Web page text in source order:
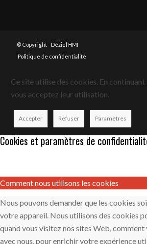
© Copyright - Déziel HMI
Politique de confidentialité
Ce site utilise des cookies. En
vous acceptez leur utilisation.
Accepter Refuser Paramètres
Cookies et paramètres de
Comment nous utilisons les cookies
Nous pouvons demander que les cookies
votre appareil. Nous utilisons des cookies
quand vous visitez nos sites Web, comment
avec nous, pour enrichir votre expérience